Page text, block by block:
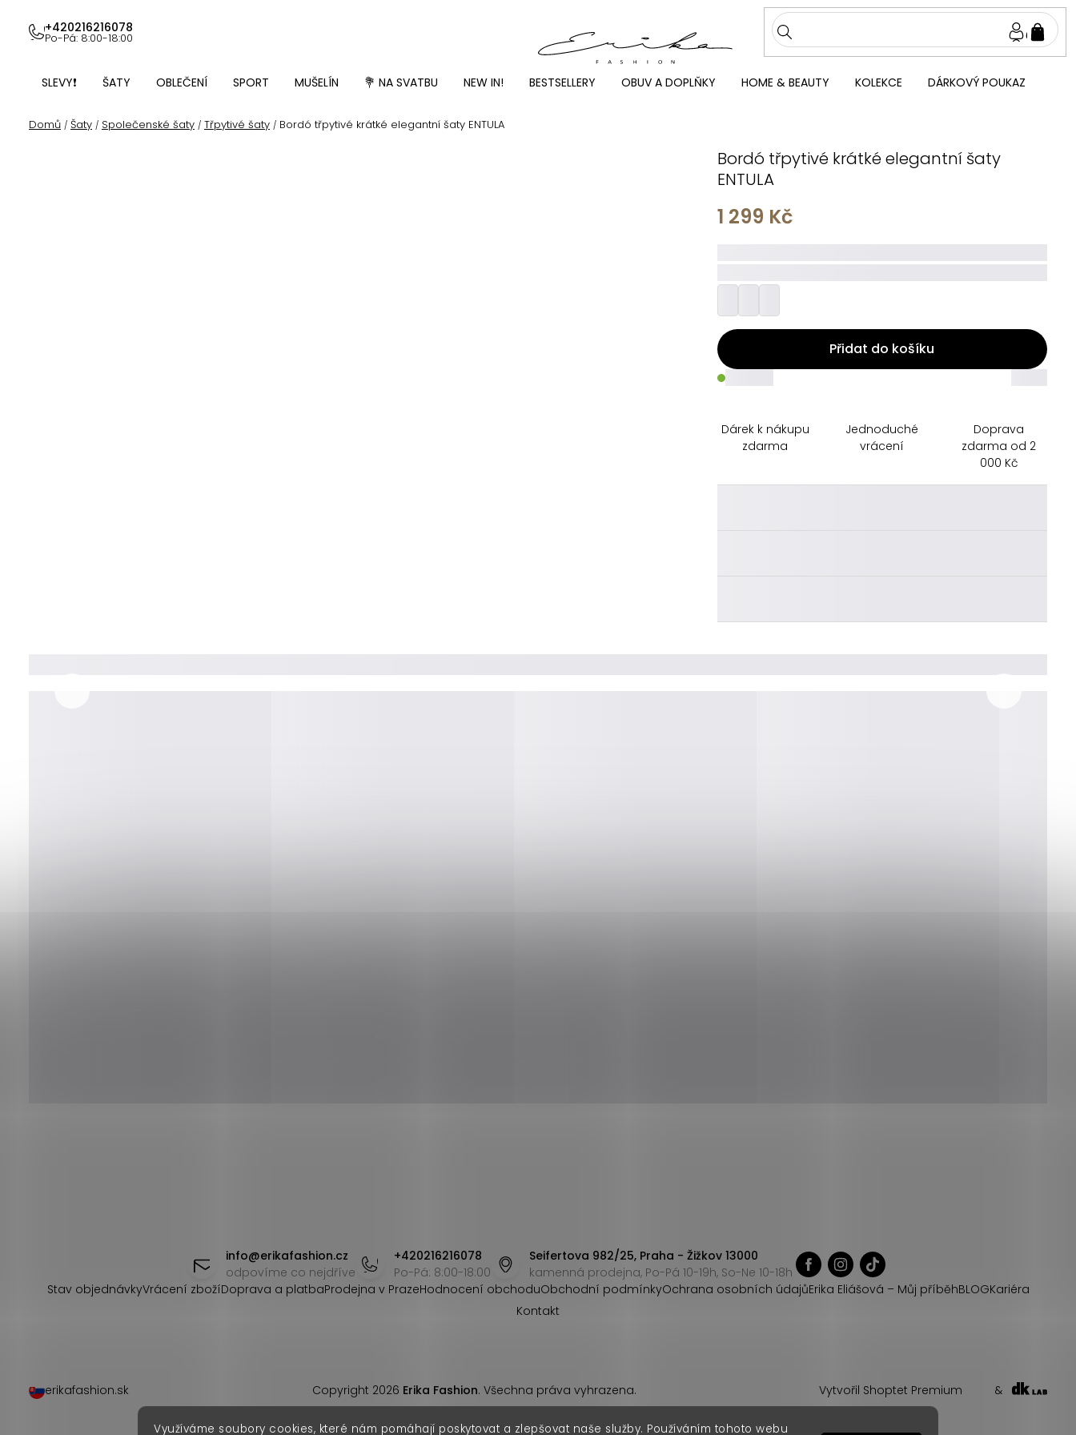
Využíváme soubory cookies, které nám pomáhají poskytovat a zlepšovat naše služby. Používáním tohoto webu
obsah
+420216216078
Po-Pá: 8:00-18:00
SLEVY❗ ŠATY OBLEČENÍ SPORT MUŠELÍN 💐 NA SVATBU NEW IN! BESTSELLERY OBUV A DOPLŇKY HOME & BEAUTY KOLEKCE DÁRKOVÝ POUKAZ
Domů / Šaty / Společenské šaty / Třpytivé šaty / Bordó třpytivé krátké elegantní šaty ENTULA
Bordó třpytivé krátké elegantní šaty
ENTULA
1 299 Kč
Přidat do košíku
_____
Dárek k nákupu
zdarma
Jednoduché
vrácení
Doprava
zdarma od 2
000 Kč
info@erikafashion.cz
odpovíme co nejdříve
+420216216078
Po-Pá: 8:00-18:00
Seifertova 982/25, Praha - Žižkov 13000
kamenná prodejna, Po-Pá 10-19h, So-Ne 10-18h
Stav objednávkyVrácení zbožíDoprava a platbaProdejna v PrazeHodnocení obchoduObchodní podmínkyOchrana osobních údajůErika Eliášová – Můj příběhBLOGKariéra
Kontakt
Vytvořil Shoptet Premium &
Copyright 2026 Erika Fashion. Všechna práva vyhrazena.
erikafashion.sk